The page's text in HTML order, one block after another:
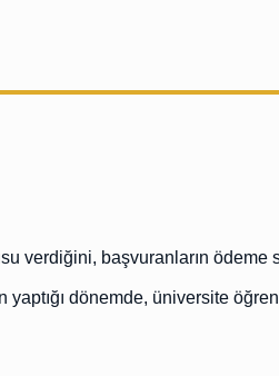
verdiğini, başvuranların ödeme
yaptığı dönemde, üniversite